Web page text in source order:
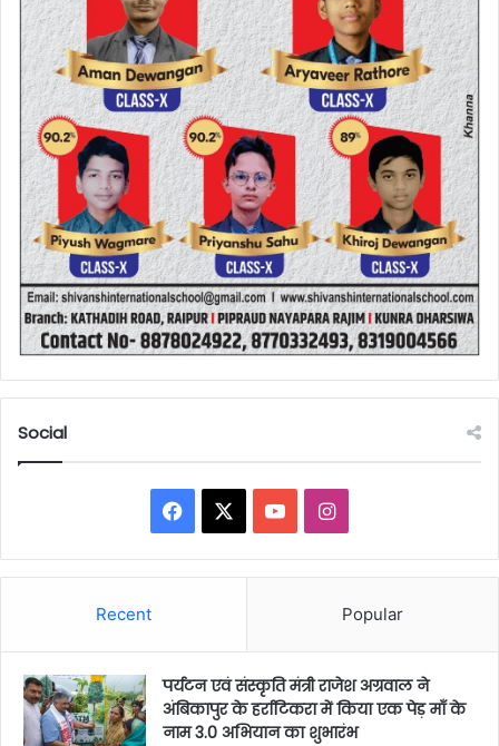
Social
Facebook YouTubeInstagram
Recent Popular
पर्यटन एवं संस्कृति मंत्री राजेश अग्रवाल ने
अंबिकापुर के हर्राटिकरा में किया एक पेड़ माँ के
नाम 3.0 अभियान का शुभारंभ